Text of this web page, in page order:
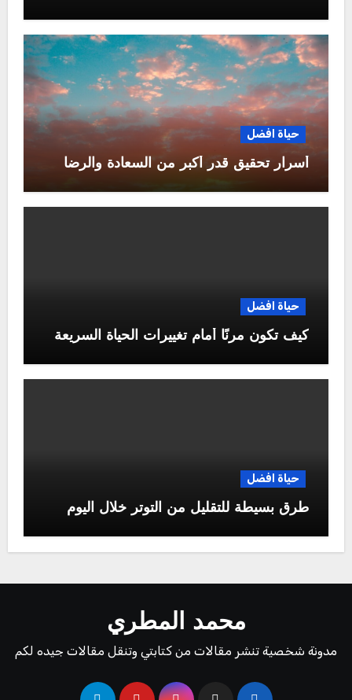
حياة افضل
أسرار تحقيق قدر أكبر من السعادة والرضا
حياة افضل
كيف تكون مرنًا أمام تغييرات الحياة السريعة
حياة افضل
طرق بسيطة للتقليل من التوتر خلال اليوم
محمد المطري
مدونة شخصية تنشر مقالات من كتابتي وتنقل مقالات جيده لكم